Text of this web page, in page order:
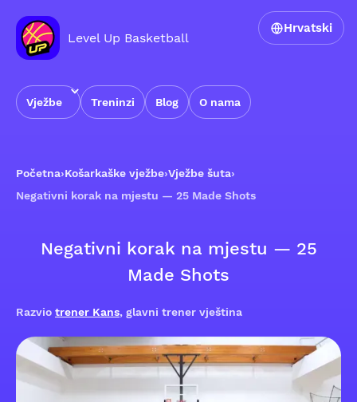
Level Up Basketball
Vježbe Treninzi Blog O nama
Hrvatski
Početna›Košarkaške vježbe›Vježbe šuta›
Negativni korak na mjestu — 25 Made Shots
Negativni korak na mjestu — 25
Made Shots
Razvio trener Kans, glavni trener vještina